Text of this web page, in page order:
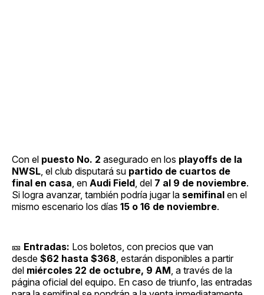
Con el puesto No. 2 asegurado en los playoffs de la
NWSL , el club disputará su partido de cuartos de
final en casa , en Audi Field , del 7 al 9 de noviembre.
Si logra avanzar, también podría jugar la semifinal en el
mismo escenario los días 15 o 16 de noviembre.
🎫 Entradas: Los boletos, con precios que van
desde $62 hasta $368 , estarán disponibles a partir
del miércoles 22 de octubre, 9 AM , a través de la
página oficial del equipo. En caso de triunfo, las entradas